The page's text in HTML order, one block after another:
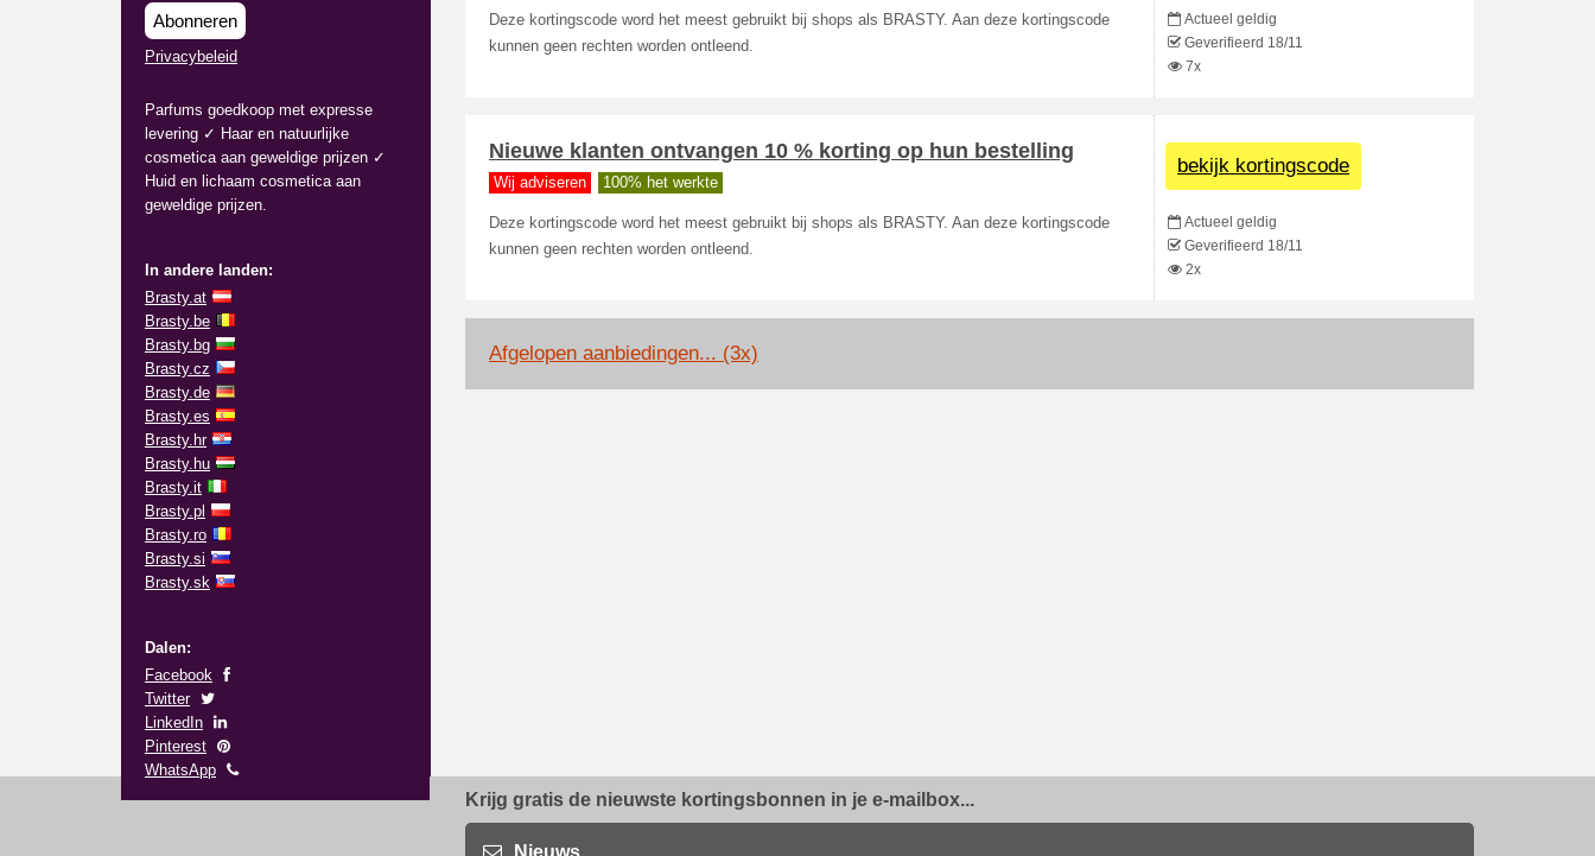
Abonneren
Privacybeleid
Parfums goedkoop met expresse
levering ✓ Haar en natuurlijke
cosmetica aan geweldige prijzen ✓
Huid en lichaam cosmetica aan
geweldige prijzen.
In andere landen:
Brasty.at
Brasty.be
Brasty.bg
Brasty.cz
Brasty.de
Brasty.es
Brasty.hr
Brasty.hu
Brasty.it
Brasty.pl
Brasty.ro
Brasty.si
Brasty.sk
Dalen:
Facebook
Twitter
LinkedIn
Pinterest
WhatsApp
Deze kortingscode word het meest gebruikt bij shops als BRASTY. Aan deze kortingscode
kunnen geen rechten worden ontleend.
Actueel geldig
Geverifieerd 18/11
7x
Nieuwe klanten ontvangen 10 % korting op hun bestelling
Wij adviseren 100% het werkte
Deze kortingscode word het meest gebruikt bij shops als BRASTY. Aan deze kortingscode
kunnen geen rechten worden ontleend.
bekijk kortingscode
Actueel geldig
Geverifieerd 18/11
2x
Afgelopen aanbiedingen... (3x)
Krijg gratis de nieuwste kortingsbonnen in je e-mailbox...
Nieuws